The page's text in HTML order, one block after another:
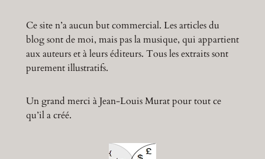
Ce site n’a aucun but commercial. Les articles du
blog sont de moi, mais pas la musique, qui appartient
aux auteurs et à leurs éditeurs. Tous les extraits sont
purement illustratifs.
Un grand merci à Jean-Louis Murat pour tout ce
qu’il a créé.